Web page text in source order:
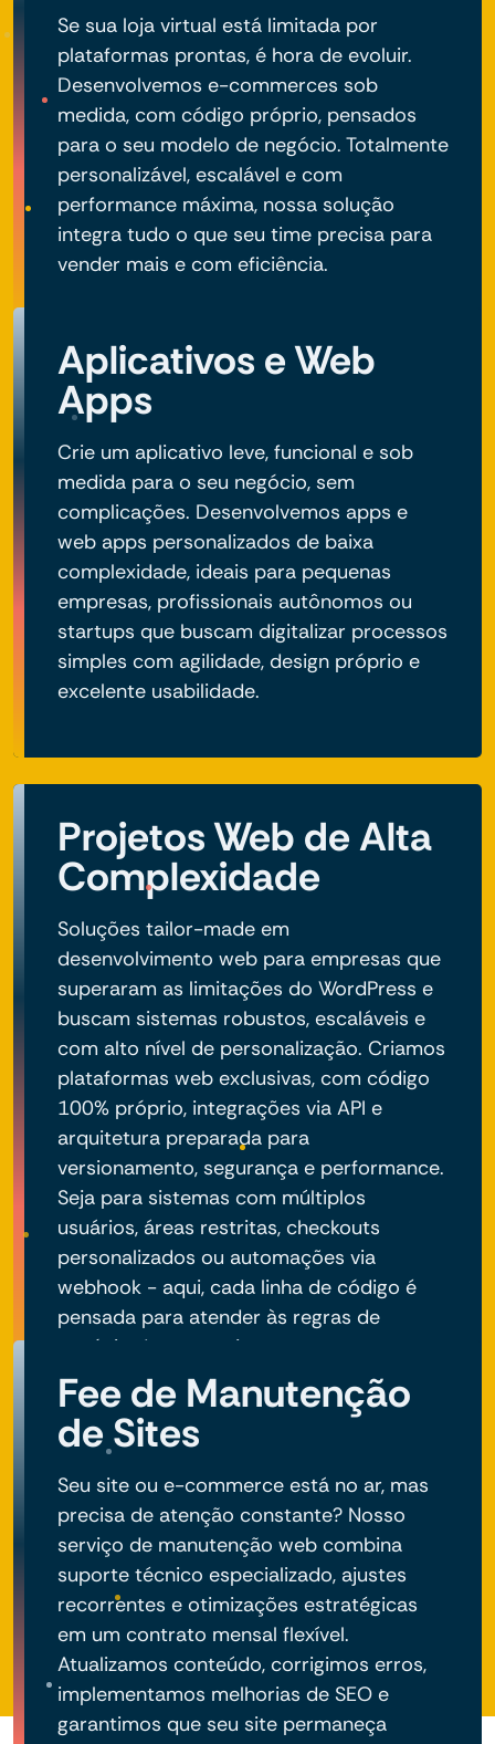
Se sua loja virtual está limitada por
plataformas prontas, é hora de evoluir.
Desenvolvemos e-commerces sob
medida, com código próprio, pensados
para o seu modelo de negócio. Totalmente
personalizável, escalável e com
performance máxima, nossa solução
integra tudo o que seu time precisa para
vender mais e com eficiência.
Aplicativos e Web
Apps
Crie um aplicativo leve, funcional e sob
medida para o seu negócio, sem
complicações. Desenvolvemos apps e
web apps personalizados de baixa
complexidade, ideais para pequenas
empresas, profissionais autônomos ou
startups que buscam digitalizar processos
simples com agilidade, design próprio e
excelente usabilidade.
Projetos Web de Alta
Complexidade
Soluções tailor-made em
desenvolvimento web para empresas que
superaram as limitações do WordPress e
buscam sistemas robustos, escaláveis e
com alto nível de personalização. Criamos
plataformas web exclusivas, com código
100% próprio, integrações via API e
arquitetura preparada para
versionamento, segurança e performance.
Seja para sistemas com múltiplos
usuários, áreas restritas, checkouts
personalizados ou automações via
webhook - aqui, cada linha de código é
pensada para atender às regras de
negócio do seu projeto.
Fee de Manutenção
de Sites
Seu site ou e-commerce está no ar, mas
precisa de atenção constante? Nosso
serviço de manutenção web combina
suporte técnico especializado, ajustes
recorrentes e otimizações estratégicas
em um contrato mensal flexível.
Atualizamos conteúdo, corrigimos erros,
implementamos melhorias de SEO e
garantimos que seu site permaneça